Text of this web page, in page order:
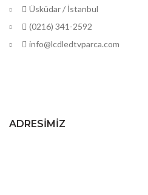
Üsküdar / İstanbul
(0216) 341-2592
info@lcdledtvparca.com
ADRESIMIZ